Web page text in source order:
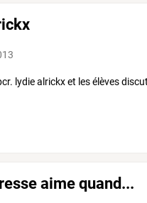
lydie alrickx et les élèves
aime quand...